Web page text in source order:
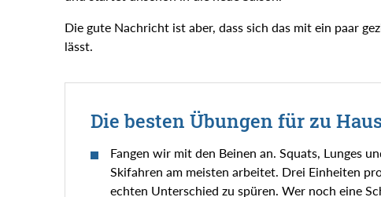
Die gute Nachricht ist aber, dass sich das mit ein paar
lässt.
Die besten Übungen für zu
Fangen wir mit den Beinen an. Squats, Lunges
Skifahren am meisten arbeitet. Drei Einheiten
echten Unterschied zu spüren. Wer noch eine